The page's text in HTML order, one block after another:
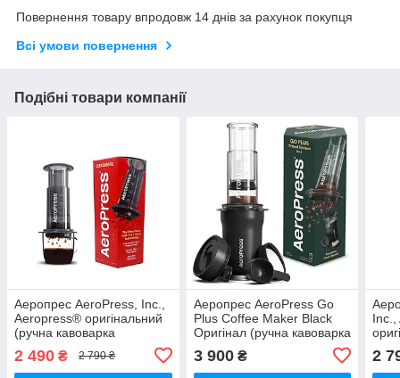
Повернення товару впродовж 14 днів за рахунок покупця
Всі умови повернення
Подібні товари компанії
Аеропрес AeroPress, Inc.,
Aeropress® оригінальний
(ручна кавоварка
аэропресс, заварник для
кави) Аеропрес
2 490 ₴ 2 790 ₴
Аеропрес AeroPress Go
Plus Coffee Maker Black
Оригінал (ручна кавоварка
аеропрес, заварник для
кави) Аеропрес Go Plus
3 900₴
Inc.,
2